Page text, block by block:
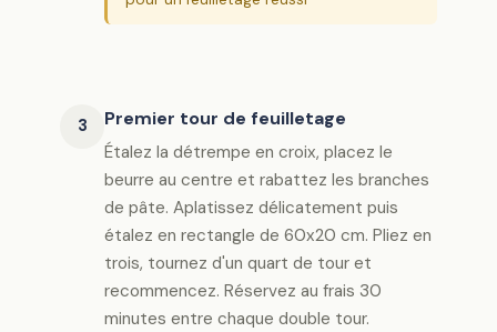
3 Premier tour de feuilletage
Étalez la détrempe en croix, placez le
beurre au centre et rabattez les branches
de pâte. Aplatissez délicatement puis
étalez en rectangle de 60x20 cm. Pliez en
trois, tournez d'un quart de tour et
recommencez. Réservez au frais 30
minutes entre chaque double tour.